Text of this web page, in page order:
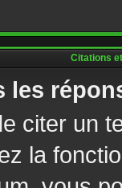
Citations
les
citer un
la